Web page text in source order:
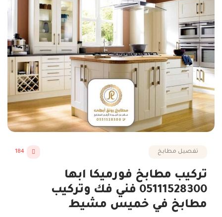
تفصيل مطابخ 184
تركيب مطابخ فورميكا ابها
05111528300 فني فك وتركيب
مطابخ في خميس مشيط